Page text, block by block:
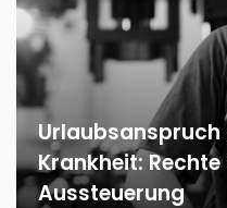
Urlaubsanspruch
Krankheit:
Aussteuerung